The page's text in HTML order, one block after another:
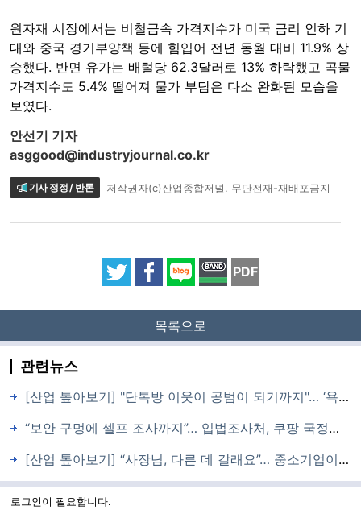
원자재 시장에서는 비철금속 가격지수가 미국 금리 인하 기
대와 중국 경기부양책 등에 힘입어 전년 동월 대비 11.9% 상
승했다. 반면 유가는 배럴당 62.3달러로 13% 하락했고 곡물
가격지수도 5.4% 떨어져 물가 부담은 다소 완화된 모습을
보였다.
안선기 기자
asggood@industryjournal.co.kr
기사 정정 / 반론 저작권자(c)산업종합저널. 무단전재-재배포금지
PDF
목록으로
관련뉴스
[산업 톺아보기] "단톡방 이웃이 공범이 되기까지"… ‘욕망의 카르텔’을 향한 선전포고
“보안 구멍에 셀프 조사까지”… 입법조사처, 쿠팡 국정조사 ‘현미경 검증’ 예고
[산업 톺아보기] “사장님, 다른 데 갈래요”… 중소기업이 흔들리고 있다
로그인이 필요합니다.